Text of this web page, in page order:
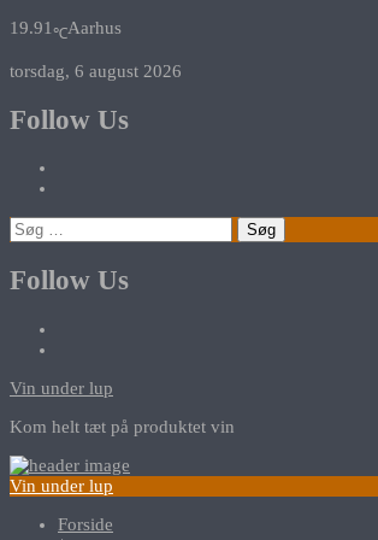
19.91 ℃Aarhus
torsdag, 6 august 2026
Follow Us
Søg
efter:
Follow Us
Vin under lup
Kom helt tæt på produktet vin
Vin under lup
Forside